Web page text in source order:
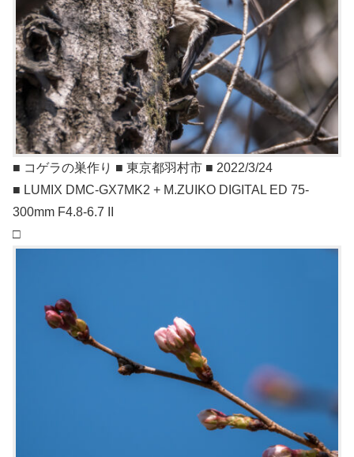
■ コゲラの巣作り ■ 東京都羽村市 ■ 2022/3/24
■ LUMIX DMC-GX7MK2 + M.ZUIKO DIGITAL ED 75-
300mm F4.8-6.7 II
□